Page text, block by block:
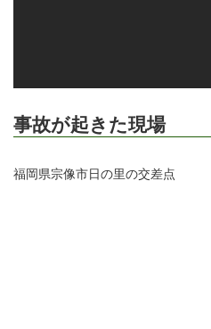
事故が起きた現場
福岡県宗像市日の里の交差点